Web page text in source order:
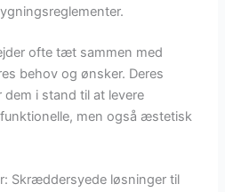
ofte tæt sammen med
behov og ønsker. Deres
i stand til at levere
men også æstetisk
Skræddersyede løsninger til